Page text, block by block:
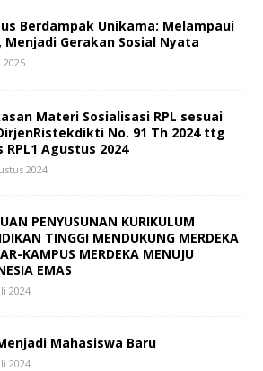
Berdampak Unikama: Melampaui
Menjadi Gerakan Sosial Nyata
2025
Materi Sosialisasi RPL sesuai
No. 91 Th 2024 ttg
RPL1 Agustus 2024
2024
PENYUSUNAN KURIKULUM
TINGGI MENDUKUNG MERDEKA
KAMPUS MERDEKA MENUJU
EMAS
2024
Mahasiswa Baru
2024